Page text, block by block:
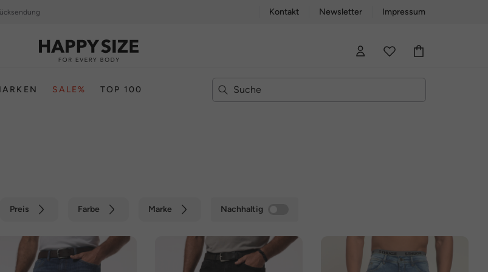
Kontakt Newsletter Impressum
SALE% TOP 100
Preis Farbe Marke Nachhaltig